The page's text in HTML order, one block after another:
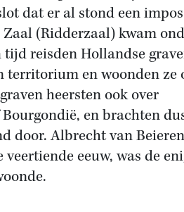
dat er al stond een
Zaal (Ridderzaal) kwam
reisden Hollandse
en woonden ze
heersten ook over
en brachten
door. Albrecht van
eeuw, was de